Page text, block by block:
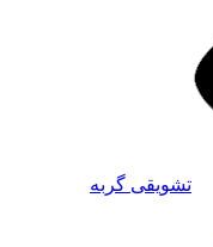
تشویقی گربه